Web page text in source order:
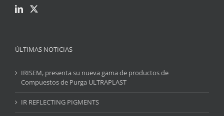
ÚLTIMAS NOTICIAS
IRISEM, presenta su nueva gama de productos de
Compuestos de Purga ULTRAPLAST
IR REFLECTING PIGMENTS